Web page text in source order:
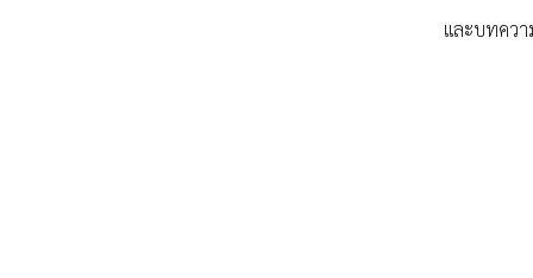
และบทควา